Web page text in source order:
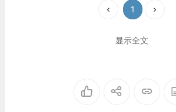
1
显示全文